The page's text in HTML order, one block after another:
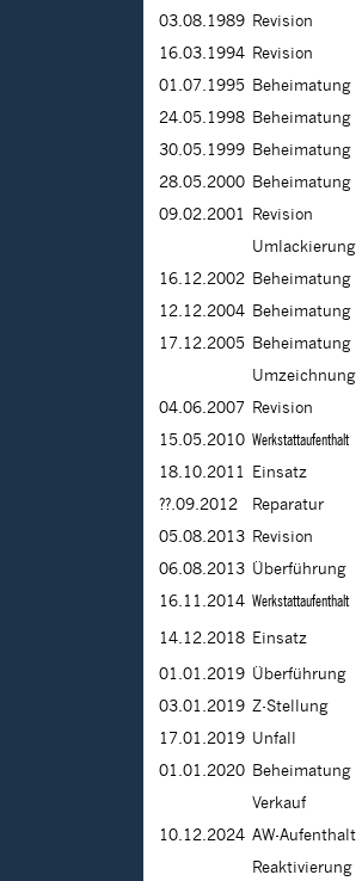
03.08.1989 Revision
16.03.1994 Revision
01.07.1995 Beheimatung
24.05.1998 Beheimatung
30.05.1999 Beheimatung
28.05.2000 Beheimatung
09.02.2001
Revision
Umlackierung
16.12.2002 Beheimatung
12.12.2004 Beheimatung
17.12.2005 Beheimatung
Umzeichnung
04.06.2007
Revision
15.05.2010 Werkstattaufenthalt
18.10.2011
Einsatz
??.09.2012
Reparatur
05.08.2013 Revision
06.08.2013 Überführung
16.11.2014 Werkstattaufenthalt
14.12.2018 Einsatz
01.01.2019 Überführung
03.01.2019 Z-Stellung
17.01.2019 Unfall
01.01.2020 Beheimatung
Verkauf
10.12.2024 AW-Aufenthalt
Reaktivierung